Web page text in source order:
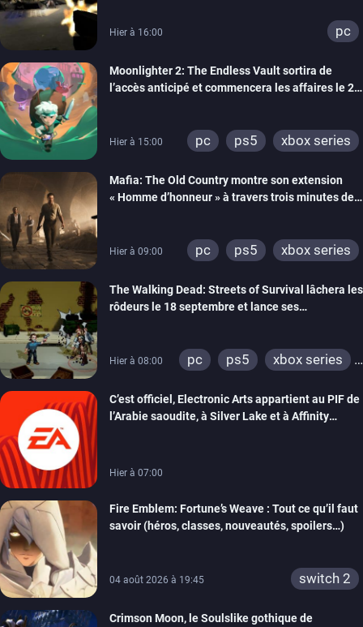
Hier à 16:00 pc
Moonlighter 2: The Endless Vault sortira de
l’accès anticipé et commencera les affaires le 2
Hier à 15:00 pc ps5 xbox series
Mafia: The Old Country montre son extension
« Homme d’honneur » à travers trois minutes de
Hier à 09:00 pc ps5 xbox series
The Walking Dead: Streets of Survival lâchera les
rôdeurs le 18 septembre et lance ses
Hier à 08:00 pc ps5
xbox series
C’est officiel, Electronic Arts appartient au PIF de
l’Arabie saoudite, à Silver Lake et à Affinity
Hier à 07:00
Fire Emblem: Fortune’s Weave : Tout ce qu’il faut
savoir (héros, classes, nouveautés, spoilers…)
04 août 2026 à 19:45 switch 2
Crimson Moon, le Soulslike gothique de